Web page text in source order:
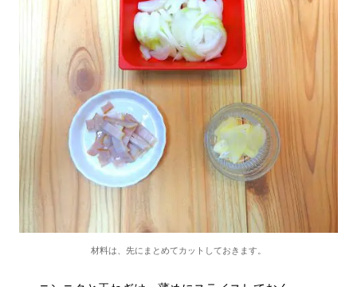
材料は、先にまとめてカットしておきます。